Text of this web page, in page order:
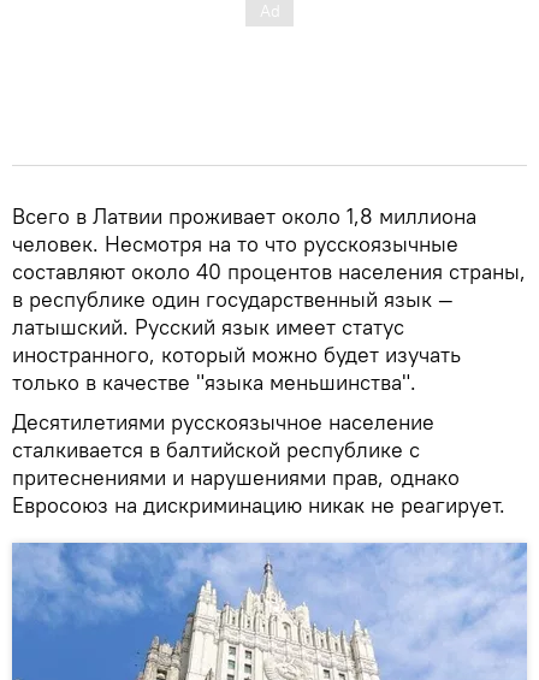
Всего в Латвии проживает около 1,8 миллиона
человек. Несмотря на то что русскоязычные
составляют около 40 процентов населения страны,
в республике один государственный язык —
латышский. Русский язык имеет статус
иностранного, который можно будет изучать
только в качестве "языка меньшинства".
Десятилетиями русскоязычное население
сталкивается в балтийской республике с
притеснениями и нарушениями прав, однако
Евросоюз на дискриминацию никак не реагирует.